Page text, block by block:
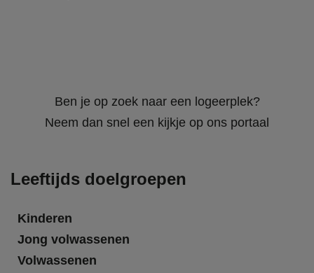
Ben je op zoek naar een logeerplek?
Neem dan snel een kijkje op ons portaal
Leeftijds doelgroepen
Kinderen
Jong volwassenen
Volwassenen